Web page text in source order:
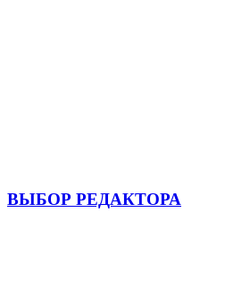
ВЫБОР РЕДАКТОРА